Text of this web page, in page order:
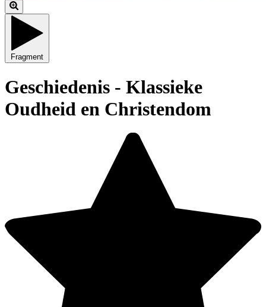
Fragment
Geschiedenis - Klassieke
Oudheid en Christendom